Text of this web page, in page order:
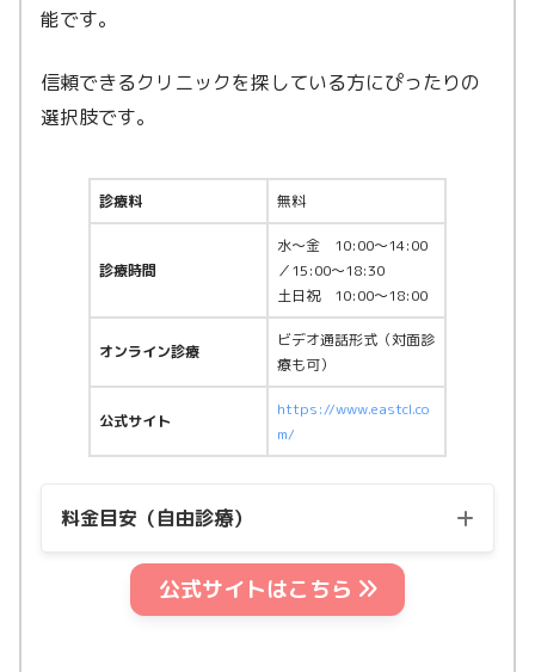
能です。
信頼できるクリニックを探している方にぴったりの
選択肢です。
診療料 無料
診療時間
水〜金 10:00〜14:00
／15:00〜18:30
土日祝 10:00〜18:00
オンライン診療
ビデオ通話形式（対面診
療も可）
公式サイト
https://www.eastcl.co
m/
料金目安（自由診療）
料金（税込）
公式サイトはこちら